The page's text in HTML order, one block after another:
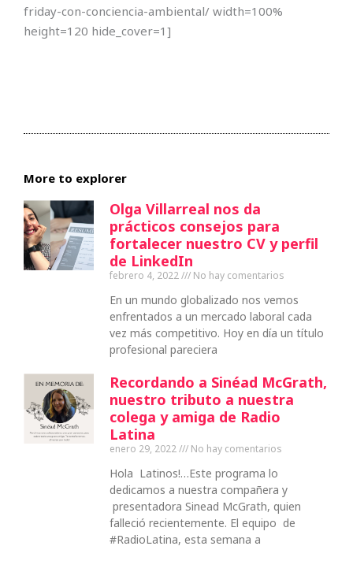
friday-con-conciencia-ambiental/ width=100%
height=120 hide_cover=1]
More to explorer
Olga Villarreal nos da
prácticos consejos para
fortalecer nuestro CV y perfil
de LinkedIn
febrero 4, 2022 No hay comentarios
En un mundo globalizado nos vemos
enfrentados a un mercado laboral cada
vez más competitivo. Hoy en día un título
profesional pareciera
Recordando a Sinéad McGrath,
nuestro tributo a nuestra
colega y amiga de Radio
Latina
enero 29, 2022 No hay comentarios
Hola Latinos!…Este programa lo
dedicamos a nuestra compañera y
presentadora Sinead McGrath, quien
falleció recientemente. El equipo de
#RadioLatina, esta semana a